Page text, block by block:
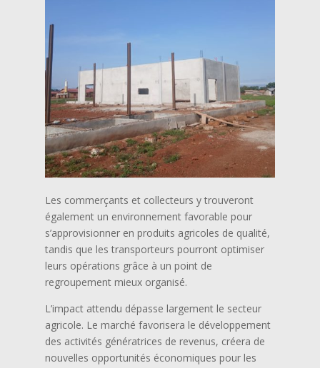
Les commerçants et collecteurs y trouveront
également un environnement favorable pour
s’approvisionner en produits agricoles de qualité,
tandis que les transporteurs pourront optimiser
leurs opérations grâce à un point de
regroupement mieux organisé.
L’impact attendu dépasse largement le secteur
agricole. Le marché favorisera le développement
des activités génératrices de revenus, créera de
nouvelles opportunités économiques pour les